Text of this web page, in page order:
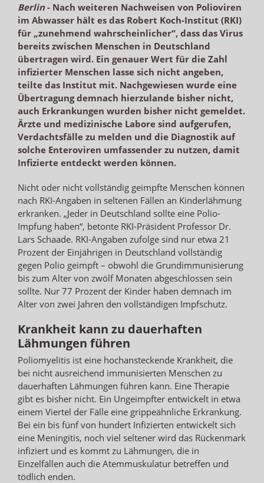
Berlin- Nach weiteren Nachweisen von Polioviren
im Abwasser hält es das Robert Koch-Institut (RKI)
für „zunehmend wahrscheinlicher“, dass das Virus
bereits zwischen Menschen in Deutschland
übertragen wird. Ein genauer Wert für die Zahl
infizierter Menschen lasse sich nicht angeben,
teilte das Institut mit. Nachgewiesen wurde eine
Übertragung demnach hierzulande bisher nicht,
auch Erkrankungen wurden bisher nicht gemeldet.
Ärzte und medizinische Labore sind aufgerufen,
Verdachtsfälle zu melden und die Diagnostik auf
solche Enteroviren umfassender zu nutzen, damit
Infizierte entdeckt werden können.
Nicht oder nicht vollständig geimpfte Menschen können
nach RKI-Angaben in seltenen Fällen an Kinderlähmung
erkranken. „Jeder in Deutschland sollte eine Polio-
Impfung haben“, betonte RKI-Präsident Professor Dr.
Lars Schaade. RKI-Angaben zufolge sind nur etwa 21
Prozent der Einjährigen in Deutschland vollständig
gegen Polio geimpft – obwohl die Grundimmunisierung
bis zum Alter von zwölf Monaten abgeschlossen sein
sollte. Nur 77 Prozent der Kinder haben demnach im
Alter von zwei Jahren den vollständigen Impfschutz.
Krankheit kann zu dauerhaften
Lähmungen führen
Poliomyelitis ist eine hochansteckende Krankheit, die
bei nicht ausreichend immunisierten Menschen zu
dauerhaften Lähmungen führen kann. Eine Therapie
gibt es bisher nicht. Ein Ungeimpfter entwickelt in etwa
einem Viertel der Fälle eine grippeähnliche Erkrankung.
Bei ein bis fünf von hundert Infizierten entwickelt sich
eine Meningitis, noch viel seltener wird das Rückenmark
infiziert und es kommt zu Lähmungen, die in
Einzelfällen auch die Atemmuskulatur betreffen und
tödlich enden.